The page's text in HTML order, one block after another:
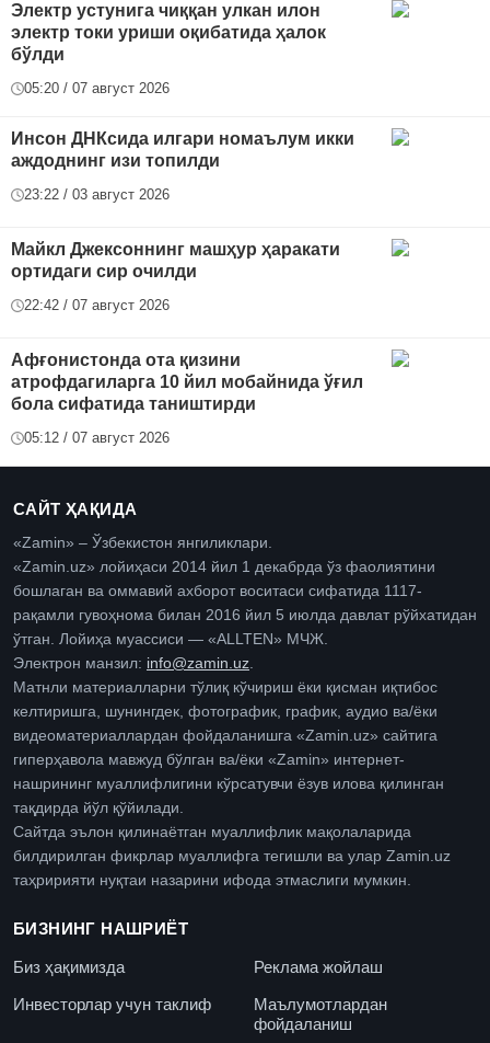
Электр устунига чиққан улкан илон
электр токи уриши оқибатида ҳалок
бўлди
05:20 / 07 август 2026
Инсон ДНКсида илгари номаълум икки
аждоднинг изи топилди
23:22 / 03 август 2026
Майкл Джексоннинг машҳур ҳаракати
ортидаги сир очилди
22:42 / 07 август 2026
Афғонистонда ота қизини
атрофдагиларга 10 йил мобайнида ўғил
бола сифатида таништирди
05:12 / 07 август 2026
САЙТ ҲАҚИДА
«Zamin» – Ўзбекистон янгиликлари.
«Zamin.uz» лойиҳаси 2014 йил 1 декабрда ўз фаолиятини
бошлаган ва оммавий ахборот воситаси сифатида 1117-
рақамли гувоҳнома билан 2016 йил 5 июлда давлат рўйхатидан
ўтган. Лойиҳа муассиси — «ALLTEN» МЧЖ.
Электрон манзил: info@zamin.uz.
Матнли материалларни тўлиқ кўчириш ёки қисман иқтибос
келтиришга, шунингдек, фотографик, график, аудио ва/ёки
видеоматериаллардан фойдаланишга «Zamin.uz» сайтига
гиперҳавола мавжуд бўлган ва/ёки «Zamin» интернет-
нашрининг муаллифлигини кўрсатувчи ёзув илова қилинган
тақдирда йўл қўйилади.
Сайтда эълон қилинаётган муаллифлик мақолаларида
билдирилган фикрлар муаллифга тегишли ва улар Zamin.uz
таҳририяти нуқтаи назарини ифода этмаслиги мумкин.
БИЗНИНГ НАШРИЁТ
Биз ҳақимизда
Реклама жойлаш
Инвесторлар учун таклиф
Маълумотлардан
фойдаланиш